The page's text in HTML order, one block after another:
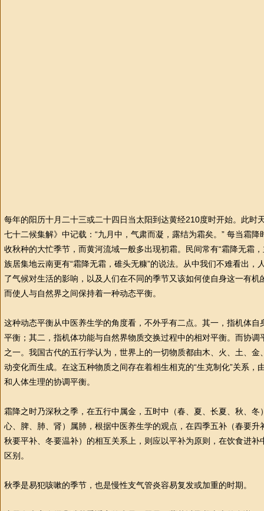
每年的阳历十月二十三或二十四日当太阳到达黄经210度时开始。此时
七十二候集解》中记载：“九月中，气肃而凝，露结为霜矣。” 每当霜
收秋种的大忙季节，而黄河流域一般多出现初霜。民间常有“霜降无霜
族居集地云南更有“霜降无霜，碓头无糠”的说法。从中我们不难看出，
了气候对生活的影响，以及人们在不同的季节又该如何使自身这一有
而使人与自然界之间保持着一种动态平衡。
这种动态平衡从中医养生学的角度看，不外乎有二点。其一，指机体
平衡；其二，指机体功能与自然界物质交换过程中的相对平衡。而协调
之一。我国古代的五行学认为，世界上的一切物质都由木、火、土、
动变化而生成。在这五种物质之间存在着相生相克的“生克制化”关系，
和人体生理的协调平衡。
霜降之时乃深秋之季，在五行中属金，五时中（春、夏、长夏、秋、
心、脾、肺、肾）属肺，根据中医养生学的观点，在四季五补（春要
秋要平补、冬要温补）的相互关系上，则应以平补为原则，在饮食进补
区别。
秋季是易犯咳嗽的季节，也是慢性支气管炎容易复发或加重的时期。